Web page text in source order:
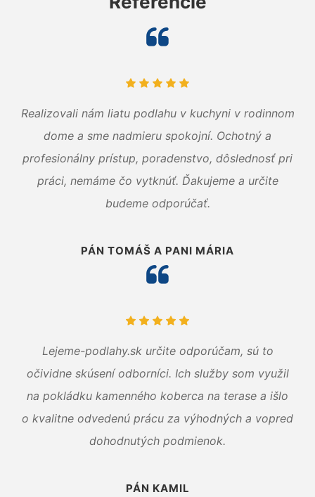
Realizovali nám liatu podlahu v kuchyni v rodinnom
dome a sme nadmieru spokojní. Ochotný a
profesionálny prístup, poradenstvo, dôslednosť pri
práci, nemáme čo vytknúť. Ďakujeme a určite
budeme odporúčať.
PÁN TOMÁŠ A PANI MÁRIA
Lejeme-podlahy.sk určite odporúčam, sú to
očividne skúsení odborníci. Ich služby som využil
na pokládku kamenného koberca na terase a išlo
o kvalitne odvedenú prácu za výhodných a vopred
dohodnutých podmienok.
PÁN KAMIL